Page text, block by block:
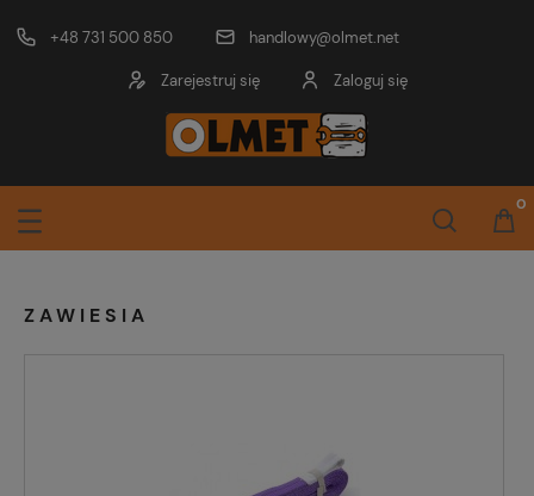
+48 731 500 850 handlowy@olmet.net
Zarejestruj się Zaloguj się
ZAWIESIA